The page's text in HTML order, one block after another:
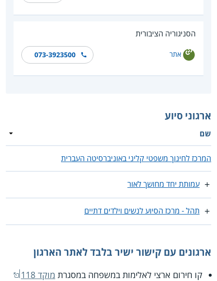
הסניגוריה הציבורית
אתר 073-3923500
ארגוני סיוע
שם
המרכז לחינוך משפטי קליני באוניברסיטה העברית
עמותת יחד מחושך לאור
תהל - מרכז הסיוע לנשים וילדים דתיים
ארגונים עם קישור ישיר בלבד לאתר הארגון
קו חירום ארצי לאלימות במשפחה במסגרת מוקד 118